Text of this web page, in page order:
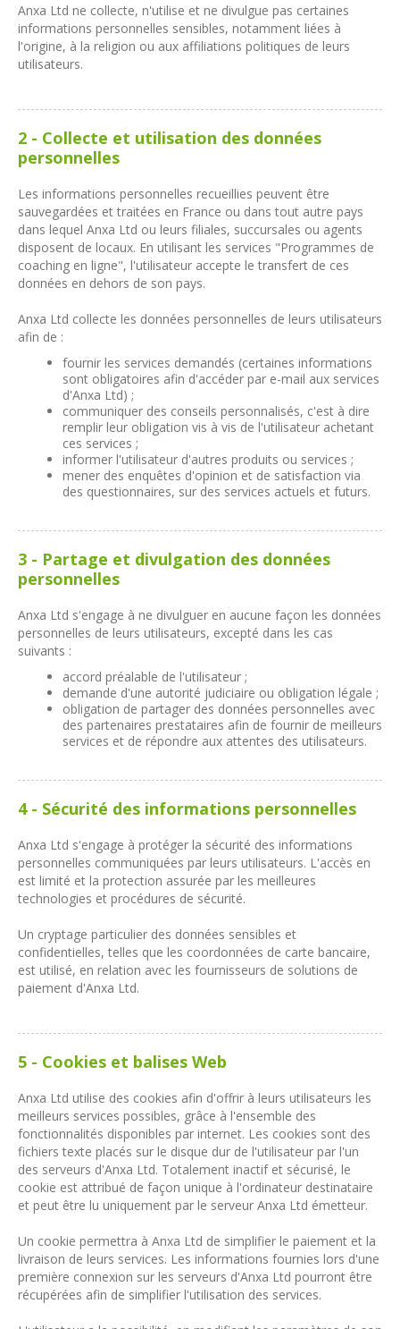
Anxa Ltd ne collecte, n'utilise et ne divulgue pas certaines
informations personnelles sensibles, notamment liées à
l'origine, à la religion ou aux affiliations politiques de leurs
utilisateurs.
2 - Collecte et utilisation des données
personnelles
Les informations personnelles recueillies peuvent être
sauvegardées et traitées en France ou dans tout autre pays
dans lequel Anxa Ltd ou leurs filiales, succursales ou agents
disposent de locaux. En utilisant les services "Programmes de
coaching en ligne", l'utilisateur accepte le transfert de ces
données en dehors de son pays.
Anxa Ltd collecte les données personnelles de leurs utilisateurs
afin de :
fournir les services demandés (certaines informations
sont obligatoires afin d'accéder par e-mail aux services
d'Anxa Ltd) ;
communiquer des conseils personnalisés, c'est à dire
remplir leur obligation vis à vis de l'utilisateur achetant
ces services ;
informer l'utilisateur d'autres produits ou services ;
mener des enquêtes d'opinion et de satisfaction via
des questionnaires, sur des services actuels et futurs.
3 - Partage et divulgation des données
personnelles
Anxa Ltd s'engage à ne divulguer en aucune façon les données
personnelles de leurs utilisateurs, excepté dans les cas
suivants :
accord préalable de l'utilisateur ;
demande d'une autorité judiciaire ou obligation légale ;
obligation de partager des données personnelles avec
des partenaires prestataires afin de fournir de meilleurs
services et de répondre aux attentes des utilisateurs.
4 - Sécurité des informations personnelles
Anxa Ltd s'engage à protéger la sécurité des informations
personnelles communiquées par leurs utilisateurs. L'accès en
est limité et la protection assurée par les meilleures
technologies et procédures de sécurité.
Un cryptage particulier des données sensibles et
confidentielles, telles que les coordonnées de carte bancaire,
est utilisé, en relation avec les fournisseurs de solutions de
paiement d'Anxa Ltd.
5 - Cookies et balises Web
Anxa Ltd utilise des cookies afin d'offrir à leurs utilisateurs les
meilleurs services possibles, grâce à l'ensemble des
fonctionnalités disponibles par internet. Les cookies sont des
fichiers texte placés sur le disque dur de l'utilisateur par l'un
des serveurs d'Anxa Ltd. Totalement inactif et sécurisé, le
cookie est attribué de façon unique à l'ordinateur destinataire
et peut être lu uniquement par le serveur Anxa Ltd émetteur.
Un cookie permettra à Anxa Ltd de simplifier le paiement et la
livraison de leurs services. Les informations fournies lors d'une
première connexion sur les serveurs d'Anxa Ltd pourront être
récupérées afin de simplifier l'utilisation des services.